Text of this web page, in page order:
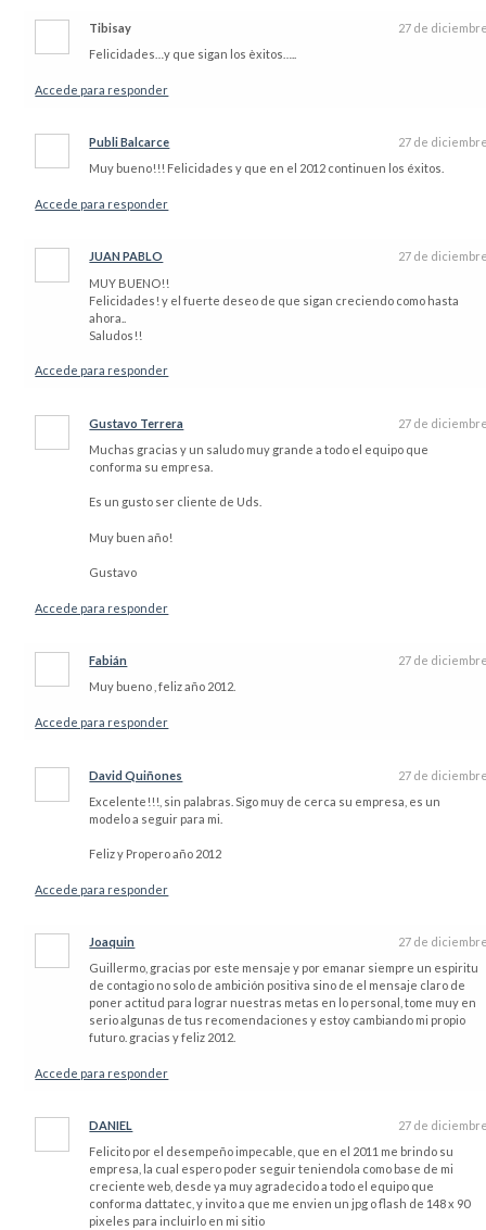
Tibisay
27 de
Felicidades…y que sigan los èxitos…..
Accede para responder
Publi Balcarce
27 de
Muy bueno!!! Felicidades y que en el 2012 continuen los éxitos.
Accede para responder
JUAN PABLO
27 de
MUY BUENO!!
Felicidades! y el fuerte deseo de que sigan creciendo como hasta
ahora..
Saludos!!
Accede para responder
Gustavo Terrera
27 de
Muchas gracias y un saludo muy grande a todo el equipo que
conforma su empresa.
Es un gusto ser cliente de Uds.
Muy buen año!
Gustavo
Accede para responder
Fabián
27 de
Muy bueno , feliz año 2012.
Accede para responder
David Quiñones
27 de
Excelente!!!, sin palabras. Sigo muy de cerca su empresa, es un
modelo a seguir para mi.
Feliz y Propero año 2012
Accede para responder
Joaquin
27 de
Guillermo, gracias por este mensaje y por emanar siempre un espiritu
de contagio no solo de ambición positiva sino de el mensaje claro de
poner actitud para lograr nuestras metas en lo personal, tome muy en
serio algunas de tus recomendaciones y estoy cambiando mi propio
futuro. gracias y feliz 2012.
Accede para responder
DANIEL
27 de
Felicito por el desempeño impecable, que en el 2011 me brindo su
empresa, la cual espero poder seguir teniendola como base de mi
creciente web, desde ya muy agradecido a todo el equipo que
conforma dattatec, y invito a que me envien un jpg o flash de 148 x 90
pixeles para incluirlo en mi sitio